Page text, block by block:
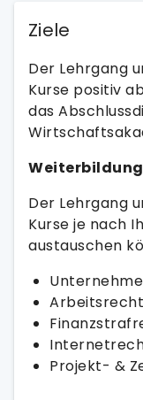
Ziele
Der Lehrgang
Kurse positiv
das
Der Lehrgang
Kurse je nach
austauschen
Arbeitsrecht
Projekt- &